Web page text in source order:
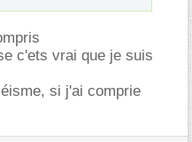
c'ets vrai que je suis
si j'ai comprie